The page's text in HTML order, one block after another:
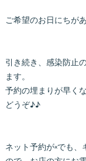
ご希望のお日にちが
引き続き、感染防止
ます。
予約の埋まりが早く
どうぞ♪♪
ネット予約が×でも